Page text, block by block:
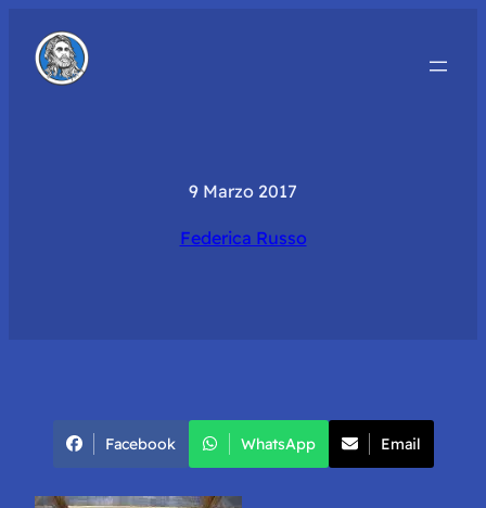
9 Marzo 2017
Federica Russo
Facebook WhatsApp Email